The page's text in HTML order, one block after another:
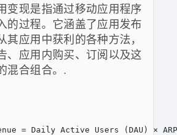
变现是指通过移动应用程序
的过程。它涵盖了应用发布
其应用中获利的各种方法，
、应用内购买、订阅以及这
混合组合。.
= Daily Active Users (DAU) ×